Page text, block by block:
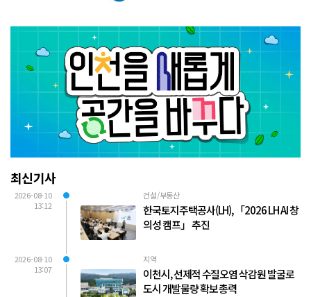
최신기사
2026-08-10
13:12
건설/부동산
한국토지주택공사(LH), 「2026 LH AI 창
의성 캠프」 추진
2026-08-10
13:07
지역
이천시, 선제적 수질오염 삭감원 발굴로
도시 개발물량 확보 총력